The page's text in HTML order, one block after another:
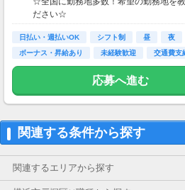
ます
＊交通費一部支給（案件による）
ださい☆
日払い・週払いOK シフト制 昼 夜
ボーナス・昇給あり
未経験歓迎 交通費支
応募へ進む
関連する条件から探す
関連するエリアから探す